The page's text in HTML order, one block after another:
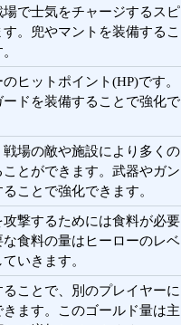
で士気をチャージするスピ
。兜やマントを装備するこ
ヒットポイント(HP)です。
ドを装備することで強化で
場の敵や施設により多くの
とができます。武器やガン
ことで強化できます。
撃するためには食料が必要
食料の量はヒーローのレベ
いきます。
ことで、別のプレイヤーに
ます。このゴールド量は主